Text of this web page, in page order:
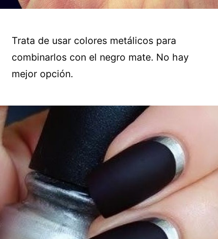
Trata de usar colores metálicos para
combinarlos con el negro mate. No hay
mejor opción.